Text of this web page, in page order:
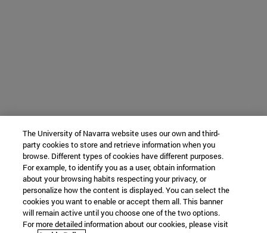
The University of Navarra website uses our own and third-
party cookies to store and retrieve information when you
browse. Different types of cookies have different purposes.
For example, to identify you as a user, obtain information
about your browsing habits respecting your privacy, or
personalize how the content is displayed. You can select the
cookies you want to enable or accept them all. This banner
will remain active until you choose one of the two options.
For more detailed information about our cookies, please visit